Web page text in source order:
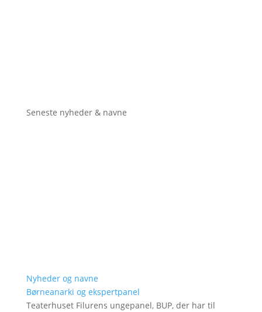
Seneste nyheder & navne
Nyheder og navne
Børneanarki og ekspertpanel
Teaterhuset Filurens ungepanel, BUP, der har til